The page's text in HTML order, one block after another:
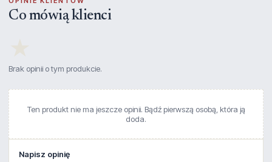
Co mówią klienci
Brak opinii o tym produkcie.
Ten produkt nie ma jeszcze opinii. Bądź pierwszą osobą, która ją
doda.
Napisz opinię